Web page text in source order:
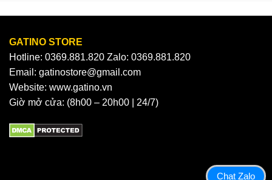
GATINO STORE
Hotline: 0369.881.820 Zalo: 0369.881.820
Email: gatinostore@gmail.com
Website: www.gatino.vn
Giờ mở cửa: (8h00 – 20h00 | 24/7)
Chat Zalo